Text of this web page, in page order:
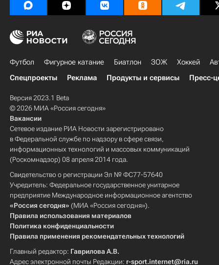
Футбол Фигурное катание Биатлон ЗОЖ Хоккей
Спецпроекты
Реклама Продукты и сервисы Пресс-
Версия 2023.1 Beta
© 2026 МИА «Россия сегодня»
Вакансии
Сетевое издание РИА Новости зарегистрировано
в Федеральной службе по надзору в сфере связи,
информационных технологий и массовых коммуникаций
(Роскомнадзор) 08 апреля 2014 года.
Свидетельство о регистрации Эл № ФС77-57640
Учредитель: Федеральное государственное унитарное
предприятие Международное информационное агентство
«Россия сегодня» (МИА «Россия сегодня»).
Правила использования материалов
Политика конфиденциальности
Правила применения рекомендательных технологий
Главный редактор: Гаврилова А.В.
Адрес электронной почты Редакции: r-sport.internet@ria.ru